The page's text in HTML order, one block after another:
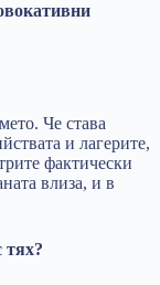
Че става
и лагерите,
фактически
влиза, и в
тях?